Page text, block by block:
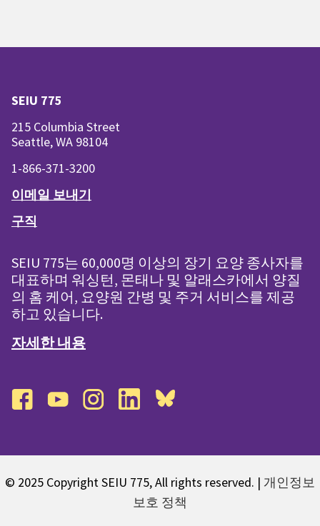
SEIU 775
215 Columbia Street
Seattle, WA 98104
1-866-371-3200
이메일 보내기
구직
SEIU 775는 60,000명 이상의 장기 요양 종사자를
대표하며 워싱턴, 몬태나 및 알래스카에서 양질
의 홈 케어, 요양원 간병 및 주거 서비스를 제공
하고 있습니다.
자세한 내용
© 2025 Copyright SEIU 775, All rights reserved. | 개인정보
보호 정책